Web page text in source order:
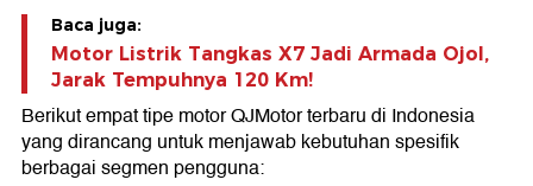
Baca juga:
Motor Listrik Tangkas X7 Jadi Armada Ojol,
Jarak Tempuhnya 120 Km!
Berikut empat tipe motor QJMotor terbaru di Indonesia
yang dirancang untuk menjawab kebutuhan spesifik
berbagai segmen pengguna: